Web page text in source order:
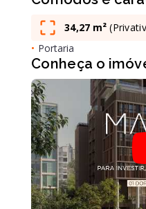
34,27 m² (
• Portaria
Conheça o